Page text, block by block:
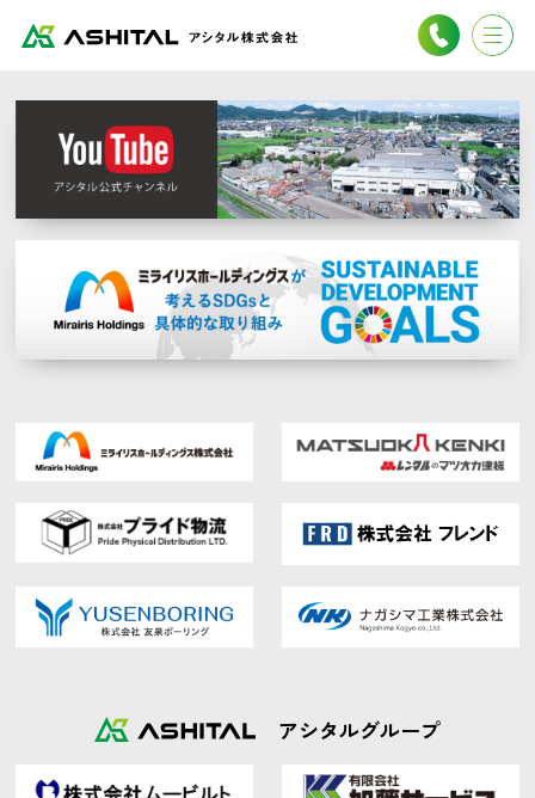
アシタルグループ